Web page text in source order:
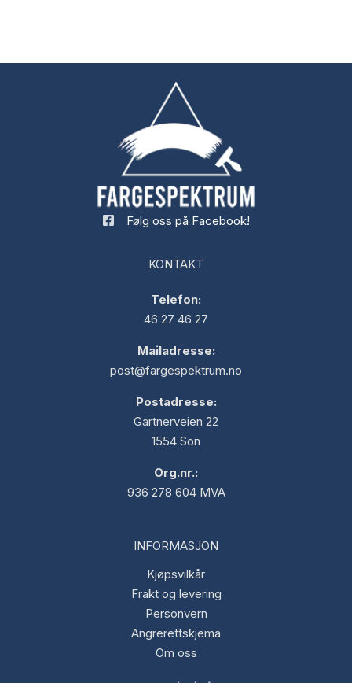
Følg oss på Facebook!
KONTAKT
Telefon:
46 27 46 27
Mailadresse:
post@fargespektrum.no
Postadresse:
Gartnerveien 22
1554 Son
Org.nr.:
936 278 604 MVA
INFORMASJON
Kjøpsvilkår
Frakt og levering
Personvern
Angrerettskjema
Om oss